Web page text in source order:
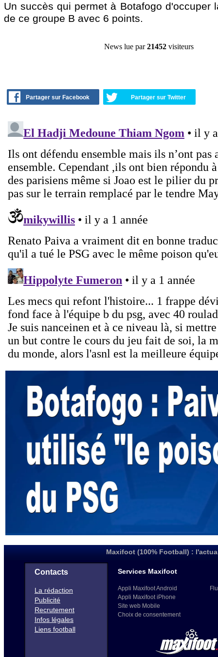
Un succès qui permet à Botafogo d'occuper
de ce groupe B avec 6 points.
News lue par21452 visiteurs
Partager sur Facebook Partager sur Twitter
Maxifoot (100% Football) :
Contacts
La rédaction
Publicité
Recrutement
Infos légales
Liens football
Services Maxifoot
Appli Maxifoot Android
Appli Maxifoot iPhone
Site web Mobile
Choix de consentement